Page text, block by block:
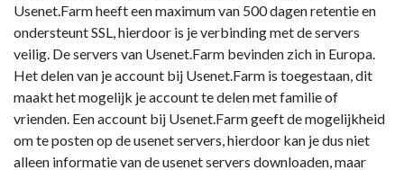
Usenet.Farm heeft een maximum van 500 dagen retentie en
ondersteunt SSL, hierdoor is je verbinding met de servers
veilig. De servers van Usenet.Farm bevinden zich in Europa.
Het delen van je account bij Usenet.Farm is toegestaan, dit
maakt het mogelijk je account te delen met familie of
vrienden. Een account bij Usenet.Farm geeft de mogelijkheid
om te posten op de usenet servers, hierdoor kan je dus niet
alleen informatie van de usenet servers downloaden, maar